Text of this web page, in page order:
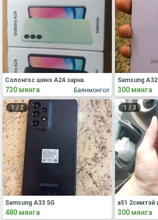
Баянмонгол
Солонгос шинэ А24 зарна.
730 мянга
Samsung A32
300 мянга
1/2
Samsung A33 5G
480 мянга
1 / 3
300 мянга